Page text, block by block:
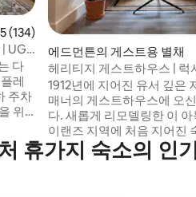
점(5점 만점), 후기 134개
(134)
UG
다
주차
위
육관
최고
에드먼튼의 게스트용 별채
헤리티지 게스트하우스 | 럭
1912년에 지어진 유서 깊은
매너의 게스트하우스에 오
다. 새롭게 리모델링한 이
이랜즈 지역에 처음 지어진
니다. 애다 블러바드에 위치
려견 공원, 등산객과 사이클
휴가지 숙소의 인